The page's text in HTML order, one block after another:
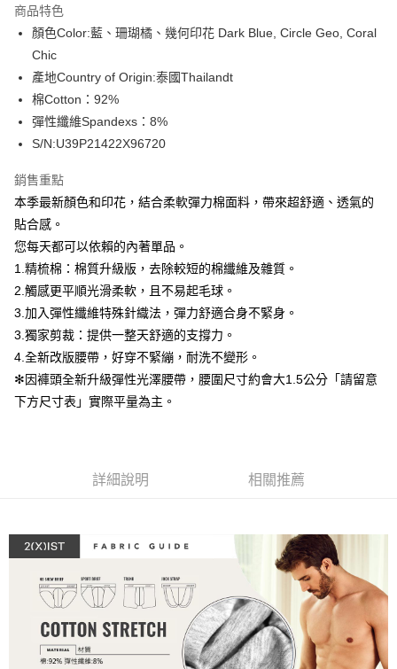
合作金庫商業銀行
華南商業銀行
彰化商業銀行
上海商業儲蓄銀行
國泰世華商業銀行
兆豐國際商業銀行
臺灣中小企業銀行
匯豐（台灣）商業銀行
聯邦商業銀行
元大商業銀行
台新國際商業銀行
台灣樂天信用卡公司
超商取貨付款
LINE Pay
Apple Pay
街口支付
全盈+PAY
AFTEE先享後付
相關說明
【關於「AFTEE先享後付」】
便利好安心！
１．簡單：不需註冊會員、不需綁卡、不需儲值。
２．便利：只要手機號碼，簡訊認證，即可結帳。
３．安心：先確認商品／服務後，再付款。
【「AFTEE先享後付」結帳流程】
結帳頁面，進行簡訊認證並確認金額後，即可完成結帳。
※ 請注意：結帳手續完成當下不需立刻繳費，但若您需要取消訂單，請聯絡
購買商品的店家。未經商家同意取消之訂單仍視為有效，需透過AFTEE先享
是否繳費成功／繳費後需取消欲退款等相關疑問，請聯繫「AFTEE先享後付
客戶支援中心」https://netprotections.freshdesk.com/support/home
【注意事項】
１．透過由恩沛科技股份有限公司提供之「AFTEE先享後付」服務完成之交
易，需依本服務之必要範圍內提供個人資料，並將交易相關給付款項請求債
權轉讓予恩沛科技股份有限公司。
２．關於個人資料處理事宜，請瀏覽以下網址：
https://aftee.tw/terms/#terms3
ATM付款
運送方式
全家取貨付款
每筆NT$80，滿NT$1,200(含以上)免運費
付款後全家取貨
每筆NT$80，滿NT$1,200(含以上)免運費
每筆NT$80，滿NT$1,200(含以上)免運費
每筆NT$85，滿NT$1,200(含以上)免運費
澎湖、金門、馬祖、小琉球、綠島、蘭嶼(郵局配送)
每筆NT$125
商品特色
顏色Color:藍、珊瑚橘、幾何印花 Dark Blue, Circle Geo, Coral
Chic
產地Country of Origin:泰國Thailandt
棉Cotton：92%
彈性纖維Spandexs：8%
S/N:U39P21422X96720
銷售重點
本季最新顏色和印花，結合柔軟彈力棉面料，帶來超舒適、透氣的
貼合感。
您每天都可以依賴的內著單品。
1.精梳棉：棉質升級版，去除較短的棉纖維及雜質。
2.觸感更平順光滑柔軟，且不易起毛球。
3.加入彈性纖維特殊針織法，彈力舒適合身不緊身。
3.獨家剪裁：提供一整天舒適的支撐力。
4.全新改版腰帶，好穿不緊繃，耐洗不變形。
✻因褲頭全新升級彈性光澤腰帶，腰圍尺寸約會大1.5公分「請留意
下方尺寸表」實際平量為主。
詳細說明 相關推薦